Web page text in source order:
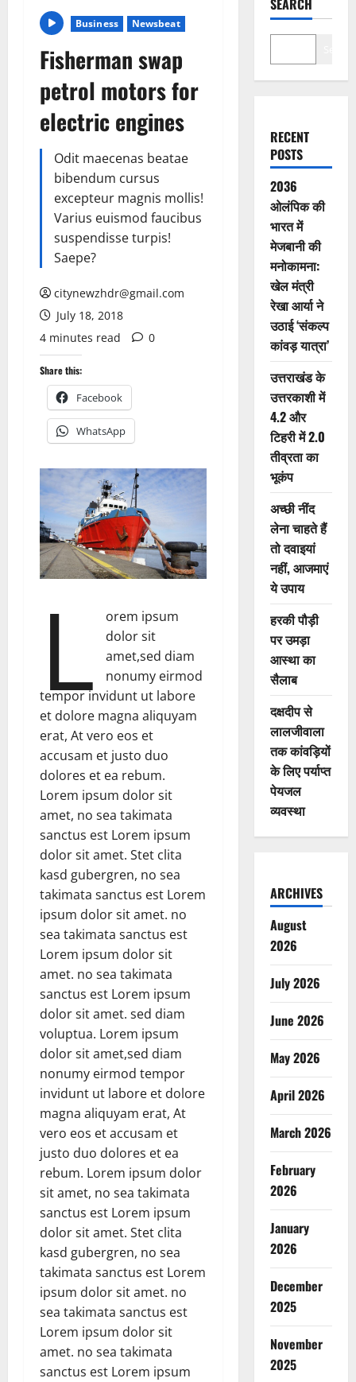
Business Newsbeat
Fisherman swap
petrol motors for
electric engines
Odit maecenas beatae
bibendum cursus
excepteur magnis mollis!
Varius euismod faucibus
suspendisse turpis!
Saepe?
citynewzhdr@gmail.com
July 18, 2018
4 minutes read
0
Share this:
Facebook
WhatsApp
L
orem ipsum
dolor sit
amet,sed diam
nonumy eirmod
tempor invidunt ut labore
et dolore magna aliquyam
erat, At vero eos et
accusam et justo duo
dolores et ea rebum.
Lorem ipsum dolor sit
amet, no sea takimata
sanctus est Lorem ipsum
dolor sit amet. Stet clita
kasd gubergren, no sea
takimata sanctus est Lorem
ipsum dolor sit amet. no
sea takimata sanctus est
Lorem ipsum dolor sit
amet. no sea takimata
sanctus est Lorem ipsum
dolor sit amet. sed diam
voluptua. Lorem ipsum
dolor sit amet,sed diam
nonumy eirmod tempor
invidunt ut labore et dolore
magna aliquyam erat, At
vero eos et accusam et
justo duo dolores et ea
rebum. Lorem ipsum dolor
sit amet, no sea takimata
sanctus est Lorem ipsum
dolor sit amet. Stet clita
kasd gubergren, no sea
takimata sanctus est Lorem
ipsum dolor sit amet. no
sea takimata sanctus est
Lorem ipsum dolor sit
amet. no sea takimata
sanctus est Lorem ipsum
SEARCH
RECENT
POSTS
2036
ओलंपिक की
भारत में
मेजबानी की
मनोकामना:
खेल मंत्री
रेखा आर्या ने
उठाई ‘संकल्प
कांवड़ यात्रा’
उत्तराखंड के
उत्तरकाशी में
4.2 और
टिहरी में 2.0
तीव्रता का
भूकंप
अच्छी नींद
लेना चाहते हैं
तो दवाइयां
नहीं, आजमाएं
ये उपाय
हरकी पौड़ी
पर उमड़ा
आस्था का
सैलाब
दक्षदीप से
लालजीवाला
तक कांवड़ियों
के लिए पर्याप्त
पेयजल
व्यवस्था
ARCHIVES
August
2026
July 2026
June 2026
May 2026
April 2026
March 2026
February
2026
January
2026
December
2025
November
2025